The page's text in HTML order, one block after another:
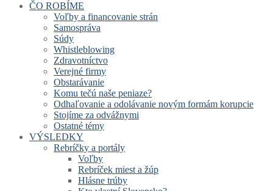
ČO ROBÍME
Voľby a financovanie strán
Samospráva
Súdy
Whistleblowing
Zdravotníctvo
Verejné firmy
Obstarávanie
Komu tečú naše peniaze?
Odhaľovanie a odolávanie novým formám korupcie
Stojíme za odvážnymi
Ostatné témy
VÝSLEDKY
Rebríčky a portály
Voľby
Rebríček miest a žúp
Hlásne trúby